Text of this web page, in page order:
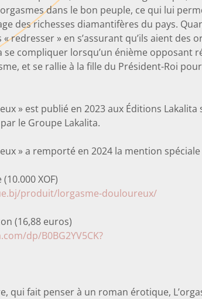
dans le bon peuple, ce qui lui
des richesses diamantifères du pays.
redresser » en s’assurant qu’ils aient des
compliquer lorsqu’un énième opposant
et se rallie à la fille du Président-Roi
» est publié en 2023 aux Éditions
le Groupe Lakalita.
» a remporté en 2024 la mention
XOF)
produit/lorgasme-douloureux/
(16,88 euros)
dp/B0BG2YV5CK?
qui fait penser à un roman érotique,